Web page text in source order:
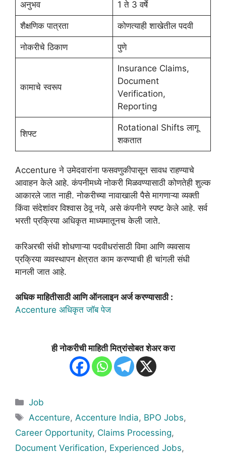
अनुभव 1 ते 3 वर्षे
शैक्षणिक पात्रता कोणत्याही शाखेतील पदवी
नोकरीचे ठिकाण पुणे
कामाचे स्वरूप
Insurance Claims,
Document
Verification,
Reporting
शिफ्ट
Rotational Shifts लागू
शकतात
Accenture ने उमेदवारांना फसवणुकीपासून सावध राहण्याचे
आवाहन केले आहे. कंपनीमध्ये नोकरी मिळवण्यासाठी कोणतेही शुल्क
आकारले जात नाही. नोकरीच्या नावाखाली पैसे मागणाऱ्या व्यक्ती
किंवा संदेशांवर विश्वास ठेवू नये, असे कंपनीने स्पष्ट केले आहे. सर्व
भरती प्रक्रिया अधिकृत माध्यमातूनच केली जाते.
करिअरची संधी शोधणाऱ्या पदवीधरांसाठी विमा आणि व्यवसाय
प्रक्रिया व्यवस्थापन क्षेत्रात काम करण्याची ही चांगली संधी
मानली जात आहे.
अधिक माहितीसाठी आणि ऑनलाइन अर्ज करण्यासाठी :
Accenture अधिकृत जॉब पेज
ही नोकरीची माहिती मित्रांसोबत शेअर करा
Categories
Job
Tags
Accenture, Accenture India, BPO Jobs,
Career Opportunity, Claims Processing,
Document Verification, Experienced Jobs,